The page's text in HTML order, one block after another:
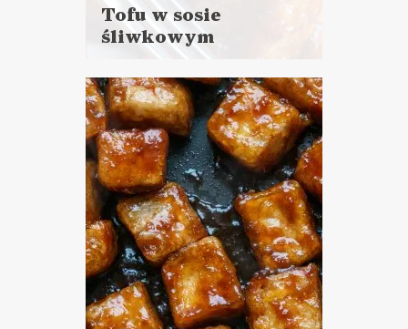
Tofu w sosie
śliwkowym
więcej
Czas przygotowania: 20 - 30
minut
DANIA GŁÓWNE
WIELKANOC ?